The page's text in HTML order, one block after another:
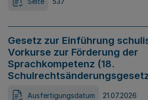
Gesetz zur Einführung
Vorkurse zur Förderung der
Sprachkompetenz (18.
Ausfertigungsdatum 21.07.2026